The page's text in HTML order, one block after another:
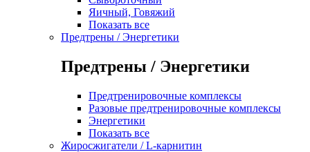
Яичный, Говяжий
Показать все
Предтрены / Энергетики
Предтрены / Энергетики
Предтренировочные комплексы
Разовые предтренировочные комплексы
Энергетики
Показать все
Жиросжигатели / L-карнитин